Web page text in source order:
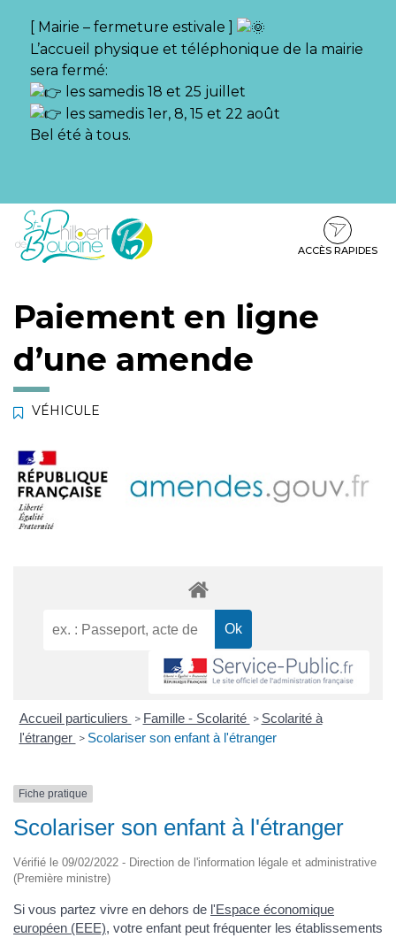
[ Mairie – fermeture estivale ]
L’accueil physique et téléphonique de la mairie
sera fermé:
les samedis 18 et 25 juillet
les samedis 1er, 8, 15 et 22 août
Bel été à tous.
Aller
Aller
contenu
Aller
pied
ACCÈS RAPIDES
Paiement en ligne
d’une amende
VÉHICULE
Accueil particuliers > Famille - Scolarité > Scolarité à
l'étranger > Scolariser son enfant à l'étranger
Fiche pratique
Scolariser son enfant à l'étranger
Vérifié le 09/02/2022 - Direction de l'information légale et administrative
(Première ministre)
Si vous partez vivre en dehors de l'Espace économique
européen (EEE), votre enfant peut fréquenter les établissements